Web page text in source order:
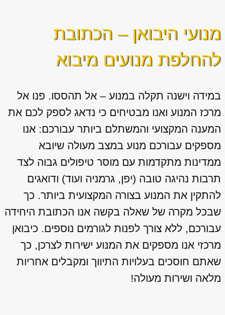
מנועי היבואן – הכתובת
להחלפת מנועים מיבוא
במידה וישנה תקלה במנוע – אל תהססו. פנו אל
מרכז המנוע ואנו מבטיחים כי נדאג לספק לכם את
המענה המקצועי והמשתלם ביותר עבורכם: אנו
מספקים עבורכם מנוע במצב מעולה שיובא
ממדינות מתקדמות עם מוסר טיפולים גבוה לצד
תרבות נהיגה טובה (יפן, גרמניה ועוד) ודואגים
להתקין את המנוע בצורה המקצועית ביותר. כך
שבכל מקרה של שאלה בקשה אנו הכתובת היחידה
עבורכם, ללא צורך לפנות לגורמים נוספים. כיבואן
מרכזי אנו מספקים את המנוע ישירות לצרכן, כך
שאתם חוסכים בעלויות התיווך ומקבלים אחריות
מלאה ושירות מעולה!